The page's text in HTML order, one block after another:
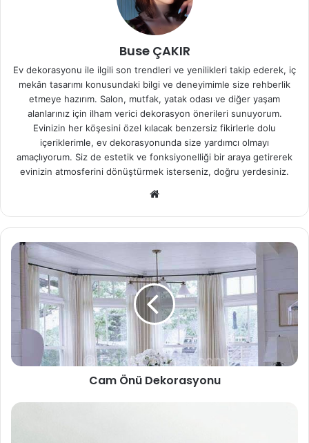
Buse ÇAKIR
Ev dekorasyonu ile ilgili son trendleri ve yenilikleri takip ederek, iç
mekân tasarımı konusundaki bilgi ve deneyimimle size rehberlik
etmeye hazırım. Salon, mutfak, yatak odası ve diğer yaşam
alanlarınız için ilham verici dekorasyon önerileri sunuyorum.
Evinizin her köşesini özel kılacak benzersiz fikirlerle dolu
içeriklerimle, ev dekorasyonunda size yardımcı olmayı
amaçlıyorum. Siz de estetik ve fonksiyonelliği bir araya getirerek
evinizin atmosferini dönüştürmek isterseniz, doğru yerdesiniz.
sit
esi
Cam Önü Dekorasyonu